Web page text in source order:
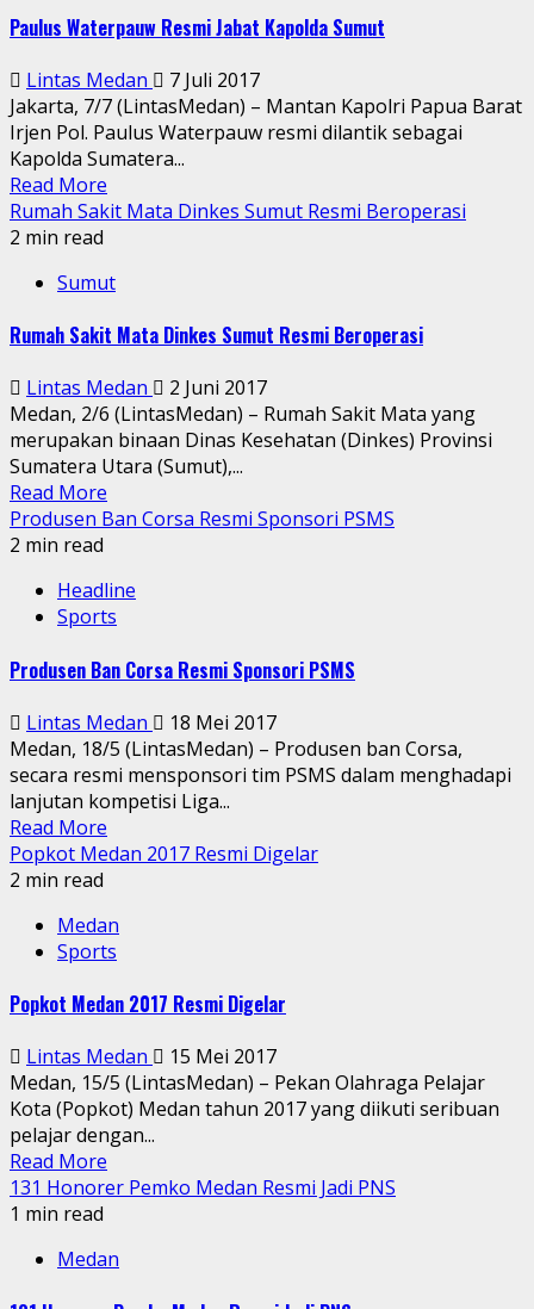
Paulus Waterpauw Resmi Jabat Kapolda Sumut
Lintas Medan
7 Juli 2017
Jakarta, 7/7 (LintasMedan) – Mantan Kapolri Papua Barat
Irjen Pol. Paulus Waterpauw resmi dilantik sebagai
Kapolda Sumatera...
Read More
Rumah Sakit Mata Dinkes Sumut Resmi Beroperasi
2 min read
Sumut
Rumah Sakit Mata Dinkes Sumut Resmi Beroperasi
Lintas Medan
2 Juni 2017
Medan, 2/6 (LintasMedan) – Rumah Sakit Mata yang
merupakan binaan Dinas Kesehatan (Dinkes) Provinsi
Sumatera Utara (Sumut),...
Read More
Produsen Ban Corsa Resmi Sponsori PSMS
2 min read
Headline
Sports
Produsen Ban Corsa Resmi Sponsori PSMS
Lintas Medan
18 Mei 2017
Medan, 18/5 (LintasMedan) – Produsen ban Corsa,
secara resmi mensponsori tim PSMS dalam menghadapi
lanjutan kompetisi Liga...
Read More
Popkot Medan 2017 Resmi Digelar
2 min read
Medan
Sports
Popkot Medan 2017 Resmi Digelar
Lintas Medan
15 Mei 2017
Medan, 15/5 (LintasMedan) – Pekan Olahraga Pelajar
Kota (Popkot) Medan tahun 2017 yang diikuti seribuan
pelajar dengan...
Read More
131 Honorer Pemko Medan Resmi Jadi PNS
1 min read
Medan